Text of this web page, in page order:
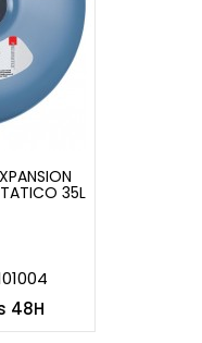
35L
48H